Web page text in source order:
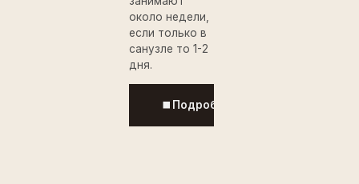
около недели,
если только в
санузле то 1-2
дня.
Подробнее